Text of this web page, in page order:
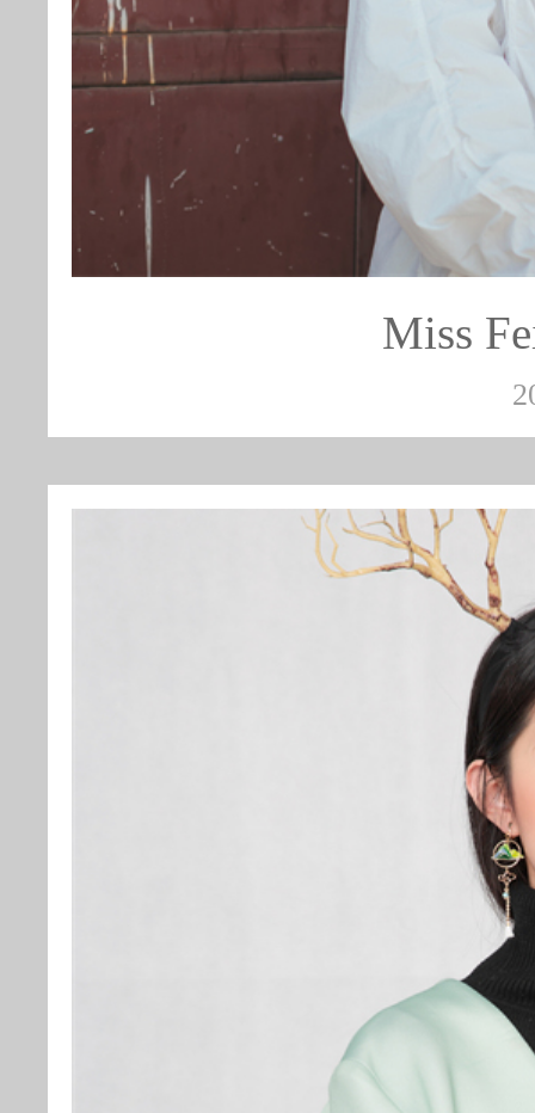
Miss